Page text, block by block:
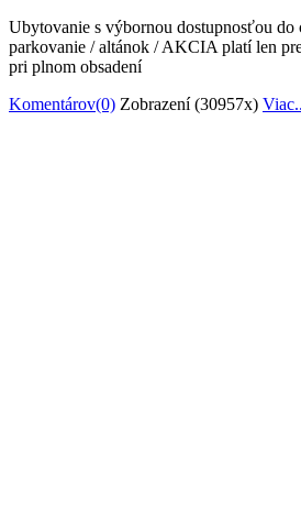
Ubytovanie s výbornou dostupnosťou do
parkovanie / altánok / AKCIA platí len
pri plnom obsadení
Komentárov(0) Zobrazení (30957x)